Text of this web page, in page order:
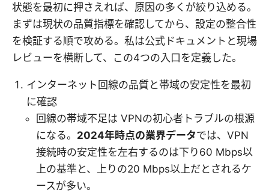
状態を最初に押さえれば、原因の多くが絞り込める。
まずは現状の品質指標を確認してから、設定の整合性
を検証する順で攻める。私は公式ドキュメントと現場
レビューを横断して、この4つの入口を定義した。
インターネット回線の品質と帯域の安定性を最初
に確認
回線の帯域不足は VPNの初心者トラブルの根源
になる。 2024年時点の業界データでは、VPN
接続時の安定性を左右するのは下り60 Mbps以
上の基準と、上りの20 Mbps以上だとされるケ
ースが多い。